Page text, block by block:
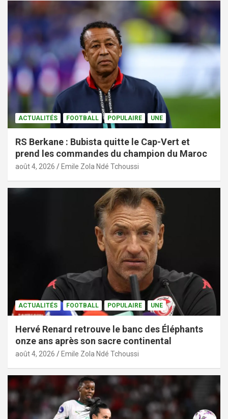
ACTUALITÉS FOOTBALL POPULAIRE UNE
RS Berkane : Bubista quitte le Cap-Vert et
prend les commandes du champion du Maroc
août 4, 2026 Emile Zola Ndé Tchoussi
ACTUALITÉS FOOTBALL POPULAIRE UNE
Hervé Renard retrouve le banc des Éléphants
onze ans après son sacre continental
août 4, 2026 Emile Zola Ndé Tchoussi